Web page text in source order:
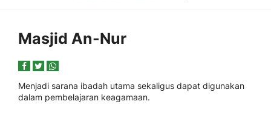
Masjid An-Nur
Menjadi sarana ibadah utama sekaligus dapat digunakan
dalam pembelajaran keagamaan.